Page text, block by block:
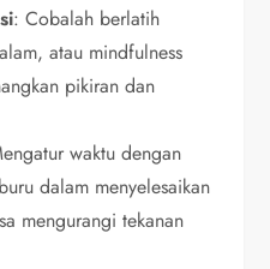
: Cobalah berlatih
atau mindfulness
pikiran dan
waktu dengan
dalam menyelesaikan
mengurangi tekanan